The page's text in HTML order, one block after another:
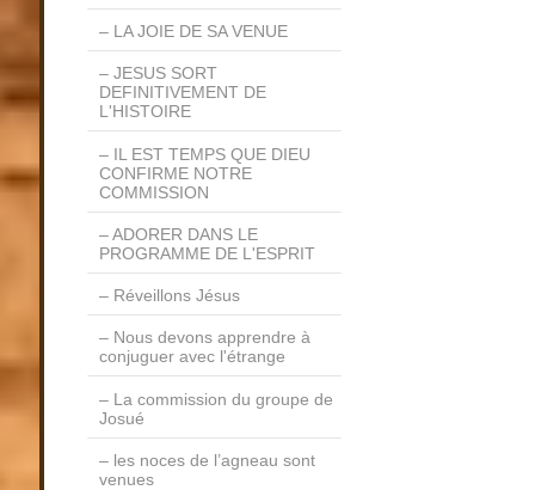
LA JOIE DE SA VENUE
JESUS SORT
DEFINITIVEMENT DE
L'HISTOIRE
IL EST TEMPS QUE DIEU
CONFIRME NOTRE
COMMISSION
ADORER DANS LE
PROGRAMME DE L'ESPRIT
Réveillons Jésus
Nous devons apprendre à
conjuguer avec l'étrange
La commission du groupe de
Josué
les noces de l’agneau sont
venues